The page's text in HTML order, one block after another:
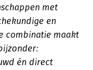
met
en
combinatie maakt
én direct